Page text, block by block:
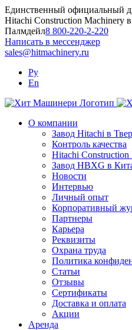
Skip
to
content
Единственный официальный
Hitachi Construction Machinery
Палмдейл8 800-220-2-220
Написать в мессенджер
sales@hitmachinery.ru
Ру
En
О компании
Завод Hitachi в
Контроль качества
Hitachi Construction
Завод HBXG в
Новости
Интервью
Личный опыт
Корпоративный
Партнеры
Карьера
Реквизиты
Охрана труда
Политика
Статьи
Отзывы
Сертификаты
Доставка и оплата
Акции
Аренда